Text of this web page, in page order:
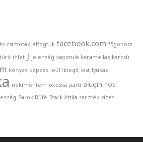
csimoták elfogtuk facebook.com főgonosz
ihlet J jelenség kapszula karamellás karcsú
kényes képzés leül libegő lost lyukas
nekimentem okoska parti plugin POS
Sarok Büfé Stark Attila termék vizes